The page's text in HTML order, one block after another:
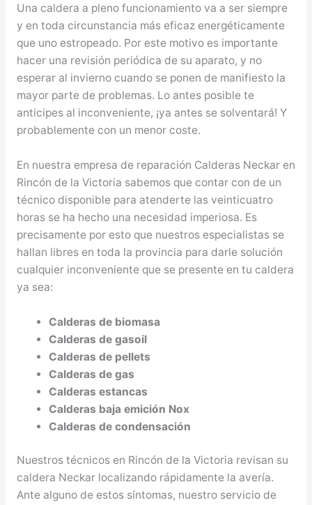
Una caldera a pleno funcionamiento va a ser siempre
y en toda circunstancia más eficaz energéticamente
que uno estropeado. Por este motivo es importante
hacer una revisión periódica de su aparato, y no
esperar al invierno cuando se ponen de manifiesto la
mayor parte de problemas. Lo antes posible te
anticipes al inconveniente, ¡ya antes se solventará! Y
probablemente con un menor coste.
En nuestra empresa de reparación Calderas Neckar en
Rincón de la Victoria sabemos que contar con de un
técnico disponible para atenderte las veinticuatro
horas se ha hecho una necesidad imperiosa. Es
precisamente por esto que nuestros especialistas se
hallan libres en toda la provincia para darle solución
cualquier inconveniente que se presente en tu caldera
ya sea:
Calderas de biomasa
Calderas de gasoil
Calderas de pellets
Calderas de gas
Calderas estancas
Calderas baja emición Nox
Calderas de condensación
Nuestros técnicos en Rincón de la Victoria revisan su
caldera Neckar localizando rápidamente la avería.
Ante alguno de estos síntomas, nuestro servicio de